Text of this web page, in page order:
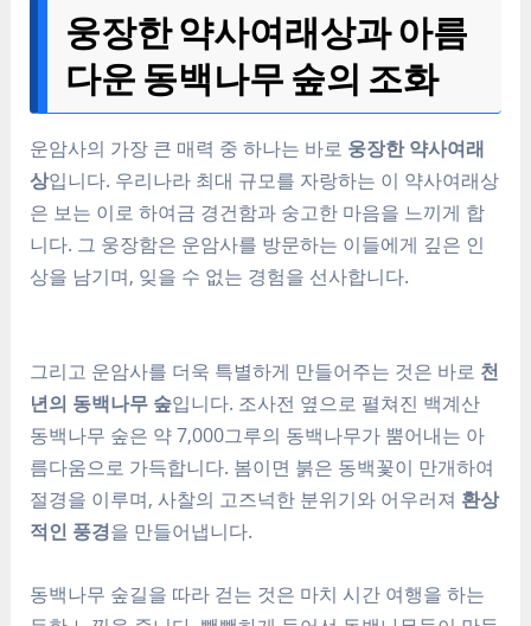
웅장한 약사여래상과 아름
다운 동백나무 숲의 조화
운암사의 가장 큰 매력 중 하나는 바로 웅장한 약사여래
상입니다. 우리나라 최대 규모를 자랑하는 이 약사여래상
은 보는 이로 하여금 경건함과 숭고한 마음을 느끼게 합
니다. 그 웅장함은 운암사를 방문하는 이들에게 깊은 인
상을 남기며, 잊을 수 없는 경험을 선사합니다.
그리고 운암사를 더욱 특별하게 만들어주는 것은 바로 천
년의 동백나무 숲입니다. 조사전 옆으로 펼쳐진 백계산
동백나무 숲은 약 7,000그루의 동백나무가 뿜어내는 아
름다움으로 가득합니다. 봄이면 붉은 동백꽃이 만개하여
절경을 이루며, 사찰의 고즈넉한 분위기와 어우러져 환상
적인 풍경을 만들어냅니다.
동백나무 숲길을 따라 걷는 것은 마치 시간 여행을 하는